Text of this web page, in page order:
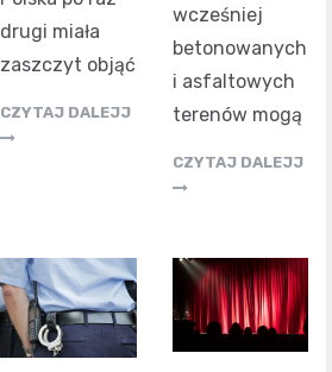
drugi miała
zaszczyt objąć
CZYTAJ DALEJJ
wcześniej
betonowanych
i asfaltowych
terenów mogą
CZYTAJ DALEJJ